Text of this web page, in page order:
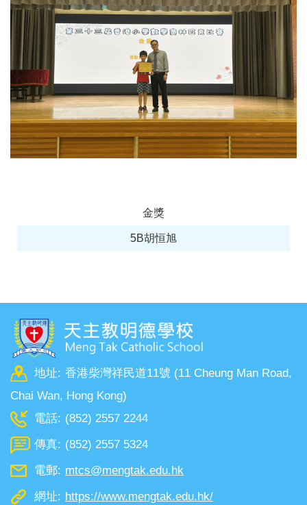
金獎
5B胡恒旭
地址: 香港柴灣祥民道11號 (11 Cheung Man Road,
Chai Wan, Hong Kong)
電話: (852) 2557 2244
傳真: (852) 2557 5324
電郵: mtcs@mengtak.edu.hk
網址: https://www.mengtak.edu.hk/